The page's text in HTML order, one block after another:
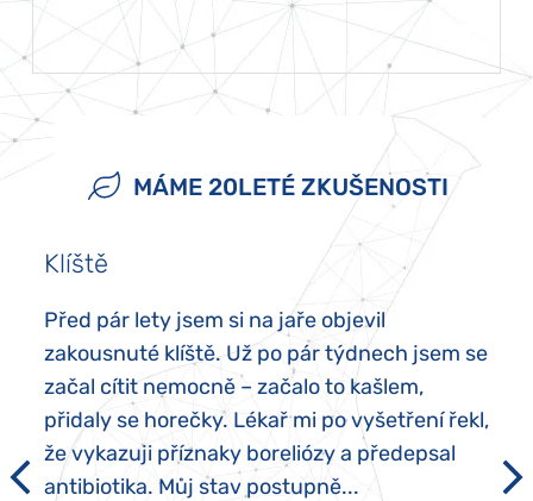
MÁME 20LETÉ ZKUŠENOSTI
Klíště
Před pár lety jsem si na jaře objevil
zakousnuté klíště. Už po pár týdnech jsem se
začal cítit nemocně – začalo to kašlem,
přidaly se horečky. Lékař mi po vyšetření řekl,
že vykazuji příznaky boreliózy a předepsal
antibiotika. Můj stav postupně...